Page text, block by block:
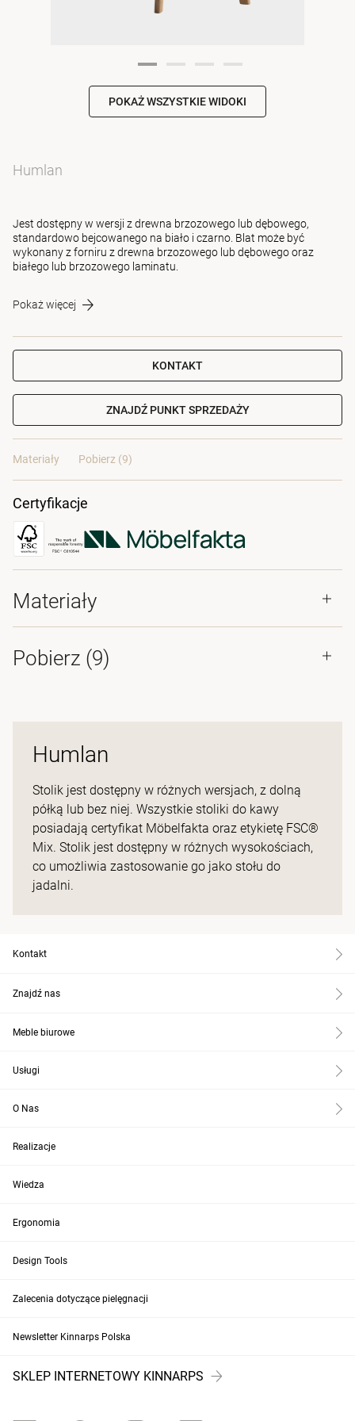
POKAŻ WSZYSTKIE WIDOKI
Humlan
Jest dostępny w wersji z drewna brzozowego lub dębowego,
standardowo bejcowanego na biało i czarno. Blat może być
wykonany z forniru z drewna brzozowego lub dębowego oraz
białego lub brzozowego laminatu.
Pokaż więcej
KONTAKT
ZNAJDŹ PUNKT SPRZEDAŻY
Materiały Pobierz (9)
Certyfikacje
Materiały
Pobierz (9)
Humlan
Stolik jest dostępny w różnych wersjach, z dolną
półką lub bez niej. Wszystkie stoliki do kawy
posiadają certyfikat Möbelfakta oraz etykietę FSC®
Mix. Stolik jest dostępny w różnych wysokościach,
co umożliwia zastosowanie go jako stołu do
jadalni.
Kontakt
Znajdź nas
Meble biurowe
Usługi
O Nas
Realizacje
Wiedza
Ergonomia
Design Tools
Zalecenia dotyczące pielęgnacji
Newsletter Kinnarps Polska
SKLEP INTERNETOWY KINNARPS